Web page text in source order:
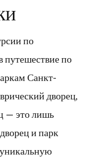
по
путешествие по
Санкт-
дворец,
— это лишь
и парк